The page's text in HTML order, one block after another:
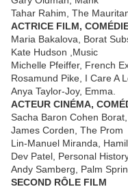
Tahar Rahim, The
ACTRICE FILM,
Maria Bakalova, Borat
Kate Hudson ,Music
Michelle Pfeiffer, French
Rosamund Pike, I Care A
Anya Taylor-Joy, Emma.
ACTEUR CINÉMA,
Sacha Baron Cohen
James Corden, The Prom
Lin-Manuel Miranda,
Dev Patel, Personal
Andy Samberg, Palm
SECOND RÔLE FILM